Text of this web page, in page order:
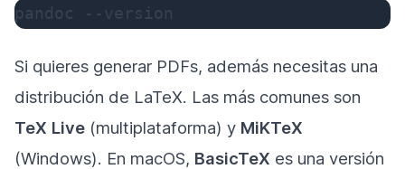
pandoc --version
Si quieres generar PDFs, además necesitas una
distribución de LaTeX. Las más comunes son
TeX Live (multiplataforma) y MiKTeX
(Windows). En macOS, BasicTeX es una versión